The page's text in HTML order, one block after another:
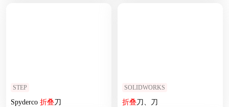
STEP
Spyderco 折叠刀
SOLIDWORKS
折叠刀、刀